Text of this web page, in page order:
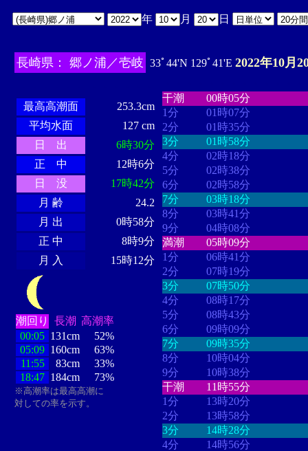
年 月 日
長崎県： 郷ノ浦／壱岐 33ﾟ44'N 129ﾟ41'E 2022年10月
最高高潮面
253.3cm
平均水面
127 cm
日 出
6時30分
正 中
12時6分
日 没
17時42分
月 齢
24.2
月 出
0時58分
正 中
8時9分
月 入
15時12分
潮回り 長潮 高潮率
00:05 131cm
52%
05:09 160cm
63%
11:55
83cm
33%
18:47 184cm 73%
※高潮率は最高高潮に
対しての率を示す。
干潮
00時05分
1分
01時07分
2分
01時35分
3分
01時58分
4分
02時18分
5分
02時38分
6分
02時58分
7分
03時18分
8分
03時41分
9分
04時08分
満潮
05時09分
1分
06時41分
2分
07時19分
3分
07時50分
4分
08時17分
5分
08時43分
6分
09時09分
7分
09時35分
8分
10時04分
9分
10時38分
干潮
11時55分
1分
13時20分
2分
13時58分
3分
14時28分
4分
14時56分